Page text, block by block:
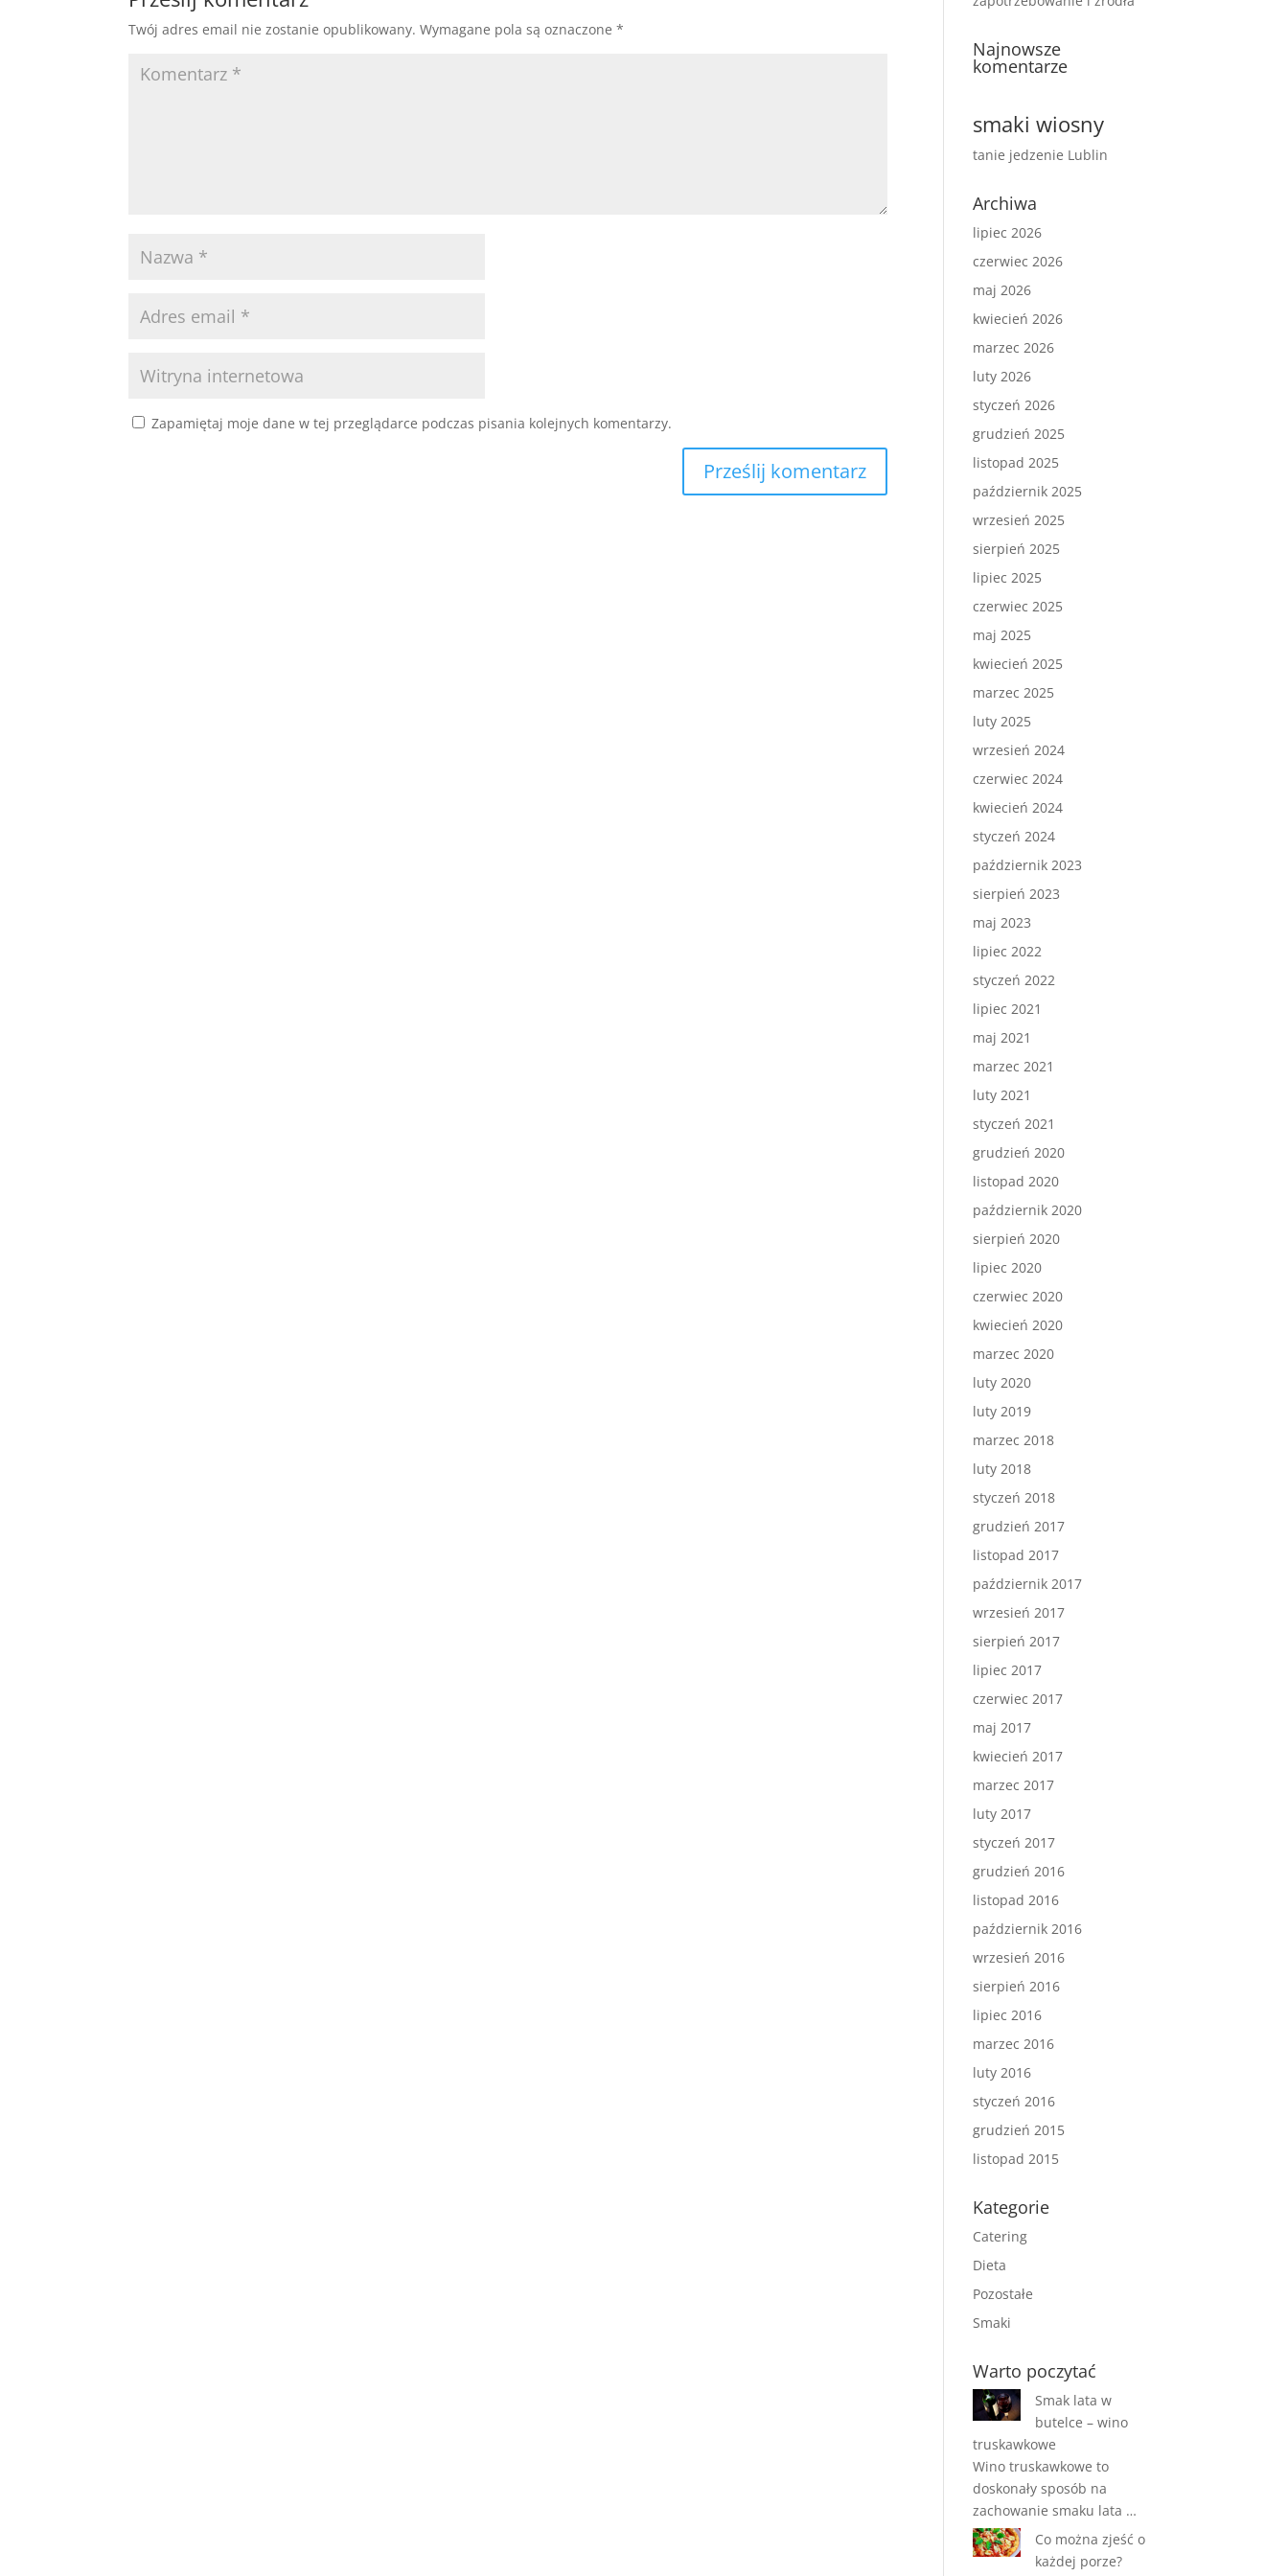
Twój adres email nie zostanie opublikowany. Wymagane pola są oznaczone*
Zapamiętaj moje dane w tej przeglądarce podczas pisania kolejnych komentarzy.
Najnowsze
komentarze
smaki wiosny
tanie jedzenie Lublin
Archiwa
lipiec 2026
czerwiec 2026
maj 2026
kwiecień 2026
marzec 2026
luty 2026
styczeń 2026
grudzień 2025
listopad 2025
październik 2025
wrzesień 2025
sierpień 2025
lipiec 2025
czerwiec 2025
maj 2025
kwiecień 2025
marzec 2025
luty 2025
wrzesień 2024
czerwiec 2024
kwiecień 2024
styczeń 2024
październik 2023
sierpień 2023
maj 2023
lipiec 2022
styczeń 2022
lipiec 2021
maj 2021
marzec 2021
luty 2021
styczeń 2021
grudzień 2020
listopad 2020
październik 2020
sierpień 2020
lipiec 2020
czerwiec 2020
kwiecień 2020
marzec 2020
luty 2020
luty 2019
marzec 2018
luty 2018
styczeń 2018
grudzień 2017
listopad 2017
październik 2017
wrzesień 2017
sierpień 2017
lipiec 2017
czerwiec 2017
maj 2017
kwiecień 2017
marzec 2017
luty 2017
styczeń 2017
grudzień 2016
listopad 2016
październik 2016
wrzesień 2016
sierpień 2016
lipiec 2016
marzec 2016
luty 2016
styczeń 2016
grudzień 2015
listopad 2015
Kategorie
Catering
Dieta
Pozostałe
Smaki
Warto poczytać
Smak lata w
butelce – wino
truskawkowe
Wino truskawkowe to
doskonały sposób na
zachowanie smaku lata …
Co można zjeść o
każdej porze?